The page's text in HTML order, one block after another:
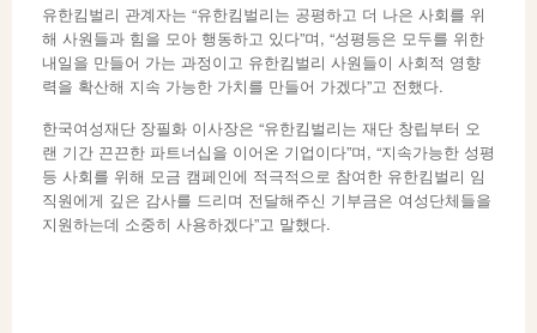
유한킴벌리 관계자는 “유한킴벌리는 공평하고 더 나은 사회를 위
해 사원들과 힘을 모아 행동하고 있다”며, “성평등은 모두를 위한
내일을 만들어 가는 과정이고 유한킴벌리 사원들이 사회적 영향
력을 확산해 지속 가능한 가치를 만들어 가겠다”고 전했다.
한국여성재단 장필화 이사장은 “유한킴벌리는 재단 창립부터 오
랜 기간 끈끈한 파트너십을 이어온 기업이다”며, “지속가능한 성평
등 사회를 위해 모금 캠페인에 적극적으로 참여한 유한킴벌리 임
직원에게 깊은 감사를 드리며 전달해주신 기부금은 여성단체들을
지원하는데 소중히 사용하겠다”고 말했다.